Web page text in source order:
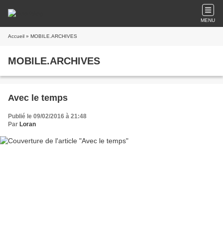
MENU
Accueil » MOBILE.ARCHIVES
MOBILE.ARCHIVES
Avec le temps
Publié le 09/02/2016 à 21:48
Par Loran